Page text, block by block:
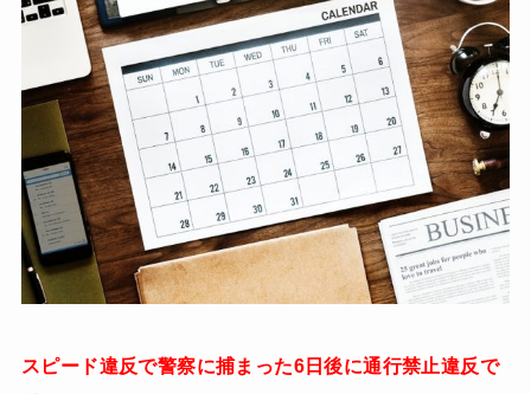
スピード違反で警察に捕まった6日後に通行禁止違反で